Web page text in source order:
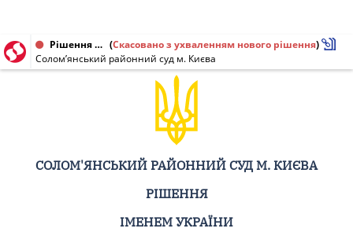
Рішення від 25.08.2015 № 760/9603/15-ц, 2-4563/15 (Скасовано з ухваленням нового рішення)
Солом’янський районний суд м. Києва
СОЛОМ'ЯНСЬКИЙ РАЙОННИЙ СУД М. КИЄВА
РІШЕННЯ
ІМЕНЕМ УКРАЇНИ